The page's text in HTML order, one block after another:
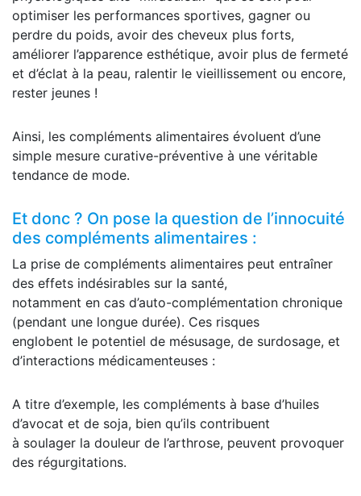
optimiser les performances sportives, gagner ou
perdre du poids, avoir des cheveux plus forts,
améliorer l’apparence esthétique, avoir plus de fermeté
et d’éclat à la peau, ralentir le vieillissement ou encore,
rester jeunes !
Ainsi, les compléments alimentaires évoluent d’une
simple mesure curative-préventive à une véritable
tendance de mode.
Et donc ? On pose la question de l’innocuité
des compléments alimentaires :
La prise de compléments alimentaires peut entraîner
des effets indésirables sur la santé,
notamment en cas d’auto-complémentation chronique
(pendant une longue durée). Ces risques
englobent le potentiel de mésusage, de surdosage, et
d’interactions médicamenteuses :
A titre d’exemple, les compléments à base d’huiles
d’avocat et de soja, bien qu’ils contribuent
à soulager la douleur de l’arthrose, peuvent provoquer
des régurgitations.